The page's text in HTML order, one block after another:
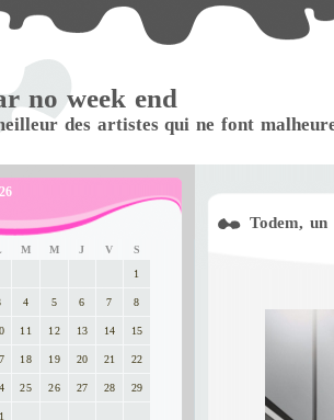
no week end
des artistes qui ne font
M M J V
S
1
4 5 6 7 8
11 12 13 14 15
18 19 20 21 22
25 26 27 28 29
Todem,